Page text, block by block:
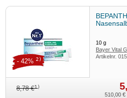
10g
Bayer Vital
Artikelnr.
8,78 €1)
- 42% 2)
510,00 €